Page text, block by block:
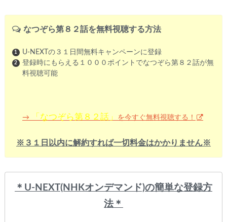
なつぞら第８２話を無料視聴する方法
U-NEXTの３１日間無料キャンペーンに登録
登録時にもらえる１０００ポイントでなつぞら第８２話が無
料視聴可能
→ 「なつぞら第８２話」 を今すぐ無料視聴する！
※３１日以内に解約すれば一切料金はかかりません※
＊U-NEXT(NHKオンデマンド)の簡単な登録方
法＊